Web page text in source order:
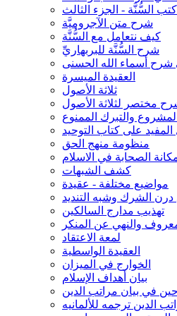
السُّنَّة - الجزء الثالث
شرح متن الآجروميَّة
كيف نتعامل مع السُّنَّة
شرح السُّنَّة للبربهاريِّ
شرح أسماء الله الحسنى
العقيدة الميسرة
ثلاثة الأصول
مختصر لثلاثة الأصول
المشروع والتبرك الممنوع
المفيد على كتاب التوحيد
منظومة منهج الحق
الصحابة في الاسلام
كشف الشبهات
مواضيع مختلفة - عقيدة
درن الشرك وشبه التنديد
تهذيب مدارج السالكين
والنهي عن المنكر
لمعة الاعتقاد
العقيدة الواسطية
الخوارج في الميزان
بيان أهداف الإسلام
في بيان مراتب الدين
الدين ترجمه للألمانيه